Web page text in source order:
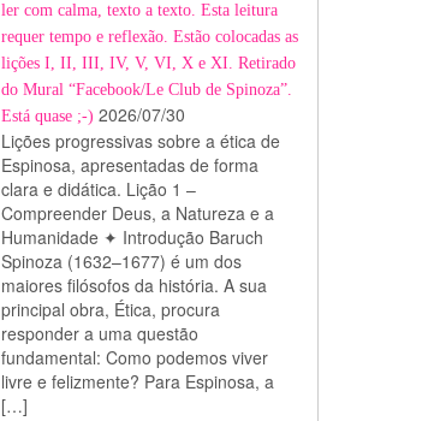
ler com calma, texto a texto. Esta leitura
requer tempo e reflexão. Estão colocadas as
lições I, II, III, IV, V, VI, X e XI. Retirado
do Mural “Facebook/Le Club de Spinoza”.
Está quase ;-) 2026/07/30
Lições progressivas sobre a ética de
Espinosa, apresentadas de forma
clara e didática. Lição 1 –
Compreender Deus, a Natureza e a
Humanidade ✦ Introdução Baruch
Spinoza (1632–1677) é um dos
maiores filósofos da história. A sua
principal obra, Ética, procura
responder a uma questão
fundamental: Como podemos viver
livre e felizmente? Para Espinosa, a
[…]